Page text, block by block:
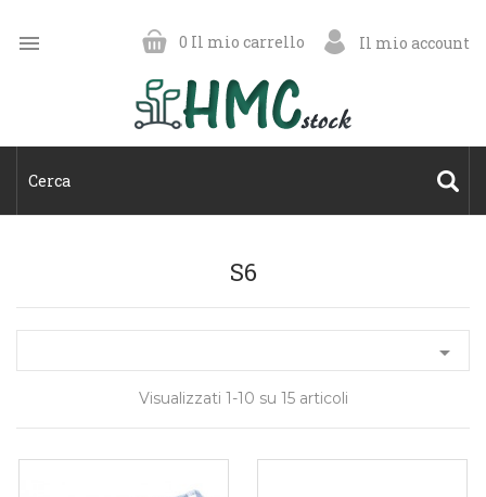
 Il mio account
0 Il mio carrello
S6

Visualizzati 1-10 su 15 articoli